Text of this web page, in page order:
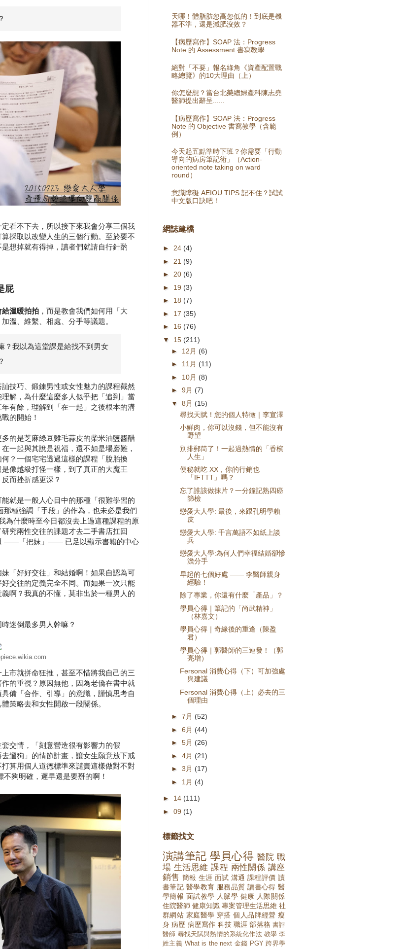
看不下去，所以接下來我會分享三個我
採取以改變人生的三個行動。至於要不
想掉就有得掉，讀者們就請自行針酌
屁
給溫暖拍拍 ，而是教會我們如何用「大
溫、維繫、相處、分手等議題。
？我以為這堂課是給找不到男女
技巧、鍛鍊男性或女性魅力的課程截然
解，為什麼這麼多人似乎把「追到」當
有餘，理解到「在一起」之後根本的溝
的開始！
的是芝麻綠豆雞毛蒜皮的柴米油鹽醬醋
一起與其說是祝福，還不如是場磨難，
？一個宅宅透過這樣的課程「脫胎換
像越級打怪一樣，到了真正的大魔王
而挫折感更深？
就是一般人心目中的那種「很難學習的
種強調「手段」的作為，也未必是我們
什麼時至今日都沒去上過這種課程的原
究兩性交往的課題才去二手書店扛回
——「把妹」—— 已足以顯示書籍的中心
「好好交往」和結婚啊！如果自認為可
交往的定義完全不同。而如果一次只能
啊？我真的不懂，莫非出於一種男人的
迷倒最多男人幹嘛？
上市就拼命狂推，甚至不惜將我自己的三
的重視？原因無他，因為老僑在書中就
備「合作、引導」的意識，謹慎思考自
策略去和女性開啟一段關係。
交情，「刻意營造很有影響力的假
遛狗」的情節計畫，讓女生願意放下戒
算用個人道德標準來譴責這樣做對不對
夠明確，遲早還是要掰的啊！
天哪！體脂肪忽高忽低的！到底是機
器不準，還是減肥沒效？
【病歷寫作】SOAP 法：Progress
Note 的 Assessment 書寫教學
絕對「不要」報名綠角《資產配置戰
略總覽》的10大理由（上）
你怎麼想？當台北榮總婦產科陳志堯
醫師提出辭呈......
【病歷寫作】SOAP 法：Progress
Note 的 Objective 書寫教學（含範
例）
今天起五點準時下班？你需要「行動
導向的病房筆記術」（Action-
oriented note taking on ward
round）
意識障礙 AEIOU TIPS 記不住？試試
中文版口訣吧！
網誌建檔
► 24 (4)
► 21 (9)
► 20 (6)
► 19 (3)
► 18 (7)
► 17 (35)
► 16 (76)
▼ 15 (211)
► 12月 (6)
► 11月 (11)
► 10月 (8)
► 9月 (7)
▼ 8月 (15)
尋找天賦！您的個人特徵｜李宣澤
小鮮肉，你可以沒錢，但不能沒有
野望
別排郵筒了！一起過熱情的「香檳
人生」
便秘就吃 XX，你的行銷也
「IFTTT」嗎？
忘了誰該做抹片？一分鐘記熟四癌
篩檢
戀愛大人學: 最後，來跟孔明學賴
皮
戀愛大人學: 千言萬語不如紙上談
兵
戀愛大人學:為何人們幸福結婚卻慘
澹分手
早起的七個好處 —— 李醫師親身
經驗！
除了專業，你還有什麼「產品」？
學員心得｜筆記的「尚武精神」
（林嘉文）
學員心得｜奇緣後的重逢（陳盈
君）
學員心得｜郭醫師的三連發！（郭
亮增）
Fersonal 消費心得（下）可加強處
與建議
Fersonal 消費心得（上）必去的三
個理由
► 7月 (52)
► 6月 (44)
► 5月 (26)
► 4月 (21)
► 3月 (17)
► 1月 (4)
► 14 (111)
► 09 (1)
標籤找文
演講筆記 學員心得 醫院 職
場 生活思維 課程 兩性關係 講座
銷售 簡報 生涯 面試 溝通 課程評價 讀
書筆記 醫學教育 服務品質 讀書心得 醫
學簡報 面試教學 人脈學 健康 人際關係
住院醫師 健康知識 專案管理生活思維 社
群網站 家庭醫學 穿搭 個人品牌經營 瘦
身 病歷 病歷寫作 科技 職涯 部落格 書評
醫師 尋找天賦與熱情的系統化作法 教學 李
姓主義 What is the next 金錢 PGY 跨界學